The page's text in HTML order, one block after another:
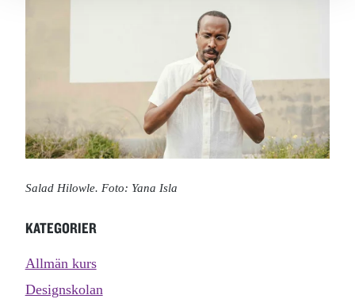
Salad Hilowle. Foto: Yana Isla
KATEGORIER
Allmän kurs
Designskolan